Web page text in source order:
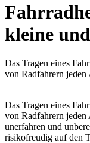
kleine
Das Tragen eines
von Radfahrern jeden
Das Tragen eines
von Radfahrern
unerfahren und
risikofreudig auf den